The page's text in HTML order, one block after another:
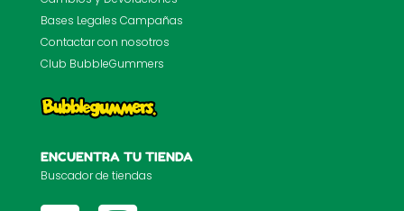
Bases Legales Campañas
Contactar con nosotros
Club BubbleGummers
ENCUENTRA TU TIENDA
Buscador de tiendas